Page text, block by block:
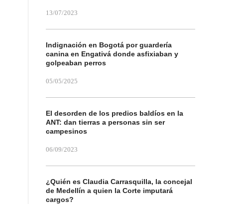
13/07/2023
Indignación en Bogotá por guardería
canina en Engativá donde asfixiaban y
golpeaban perros
05/05/2025
El desorden de los predios baldíos en la
ANT: dan tierras a personas sin ser
campesinos
06/09/2023
¿Quién es Claudia Carrasquilla, la concejal
de Medellín a quien la Corte imputará
cargos?